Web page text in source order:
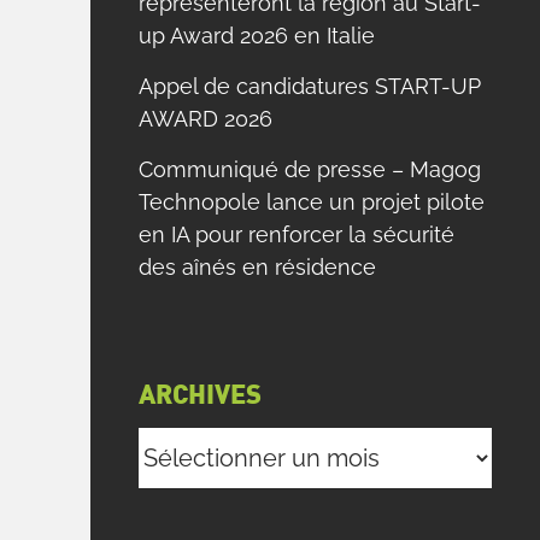
up Award 2026 en Italie
Appel de candidatures START-UP
AWARD 2026
Communiqué de presse – Magog
Technopole lance un projet pilote
en IA pour renforcer la sécurité
des aînés en résidence
ARCHIVES
Archives